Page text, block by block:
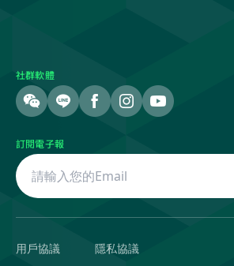
社群軟體
訂閱電子報
用戶協議 隱私協議